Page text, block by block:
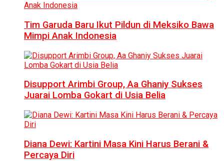
Tim Garuda Baru Ikut Pildun di Meksiko Bawa
Mimpi Anak Indonesia
Disupport Arimbi Group, Aa Ghaniy Sukses
Juarai Lomba Gokart di Usia Belia
Diana Dewi: Kartini Masa Kini Harus Berani &
Percaya Diri